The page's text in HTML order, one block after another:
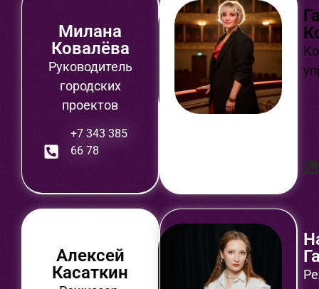
Милана
Ковалёва
Руководитель
городских
проектов
+7 343 385
66 78
Алексей
Касаткин